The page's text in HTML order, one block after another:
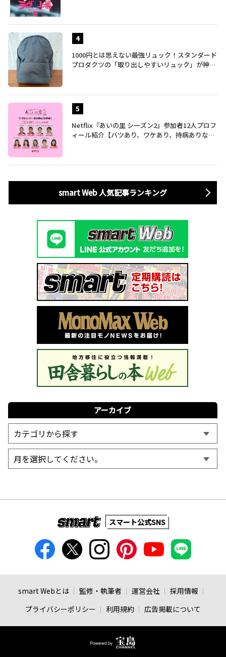
1000円とは思えない最強リュック！スタンダード
プロダクツの「取り出しやすいリュック」が神す
Netflix『あいの里 シーズン2』参加者12人プロフ
ィール紹介【バツあり、ワケあり、持病ありな35
smart Web 人気記事ランキング
アーカイブ
スマート公式SNS
smart Webとは 監修・執筆者 運営会社
採用情報
プライバシーポリシー
利用規約 広告掲載について